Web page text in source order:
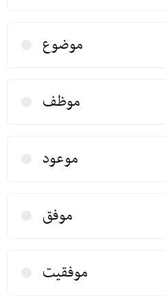
موضوع
موظف
موعود
موفق
موفقیت